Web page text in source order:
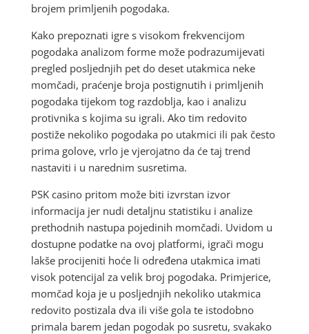
brojem primljenih pogodaka.
Kako prepoznati igre s visokom frekvencijom
pogodaka analizom forme može podrazumijevati
pregled posljednjih pet do deset utakmica neke
momčadi, praćenje broja postignutih i primljenih
pogodaka tijekom tog razdoblja, kao i analizu
protivnika s kojima su igrali. Ako tim redovito
postiže nekoliko pogodaka po utakmici ili pak često
prima golove, vrlo je vjerojatno da će taj trend
nastaviti i u narednim susretima.
PSK casino pritom može biti izvrstan izvor
informacija jer nudi detaljnu statistiku i analize
prethodnih nastupa pojedinih momčadi. Uvidom u
dostupne podatke na ovoj platformi, igrači mogu
lakše procijeniti hoće li određena utakmica imati
visok potencijal za velik broj pogodaka. Primjerice,
momčad koja je u posljednjih nekoliko utakmica
redovito postizala dva ili više gola te istodobno
primala barem jedan pogodak po susretu, svakako